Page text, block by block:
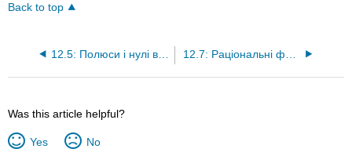
Back to top
12.5: Полюси і нулі в Z-площині
Was this article helpful?
Yes No